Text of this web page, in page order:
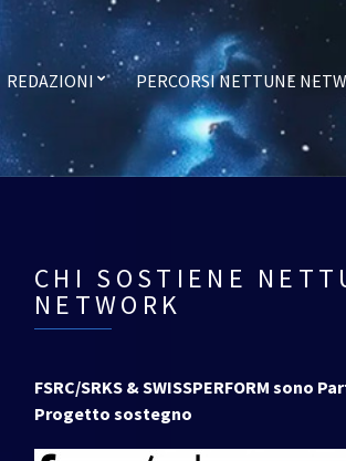
REDAZIONI
PERCORSI NETTUNE
CHI SOSTIENE
NETWORK
FSRC/SRKS & SWISSPERFORM sono
Progetto sostegno